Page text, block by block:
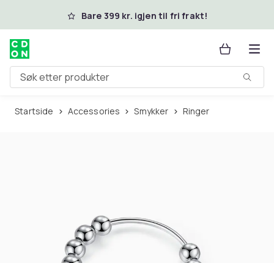
Hopp til hovedinnholdBare 399 kr. igjen til fri frakt!
Søk etter produkter
Startside Accessories Smykker Ringer